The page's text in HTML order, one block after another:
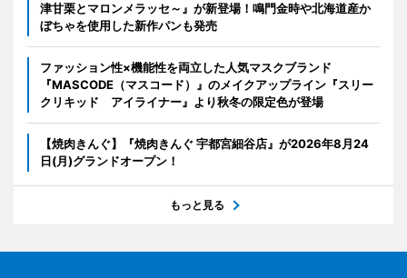
津甘栗とマロンメラッセ～』が新登場！鳴門金時や北海道産か
ぼちゃを使用した新作パンも発売
ファッション性×機能性を両立した人気マスクブランド
『MASCODE（マスコード）』のメイクアップライン『スリー
クリキッド アイライナー』より秋冬の限定色が登場
【焼肉きんぐ】『焼肉きんぐ 宇都宮細谷店』が2026年8月24
日(月)グランドオープン！
もっと見る